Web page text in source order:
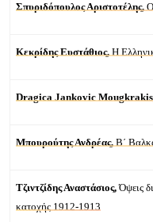
Σπυριδόπουλος Αριστοτέλης,
Kεκρίδης Ευστάθιος,Η
Dragica Jankovic
Μπουρούτης Ανδρέας,Β΄
Τζιντζίδης Αναστάσιος,Όψεις
κατοχής 1912-1913